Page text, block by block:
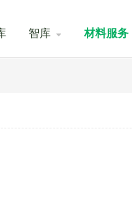
智库 材料服务